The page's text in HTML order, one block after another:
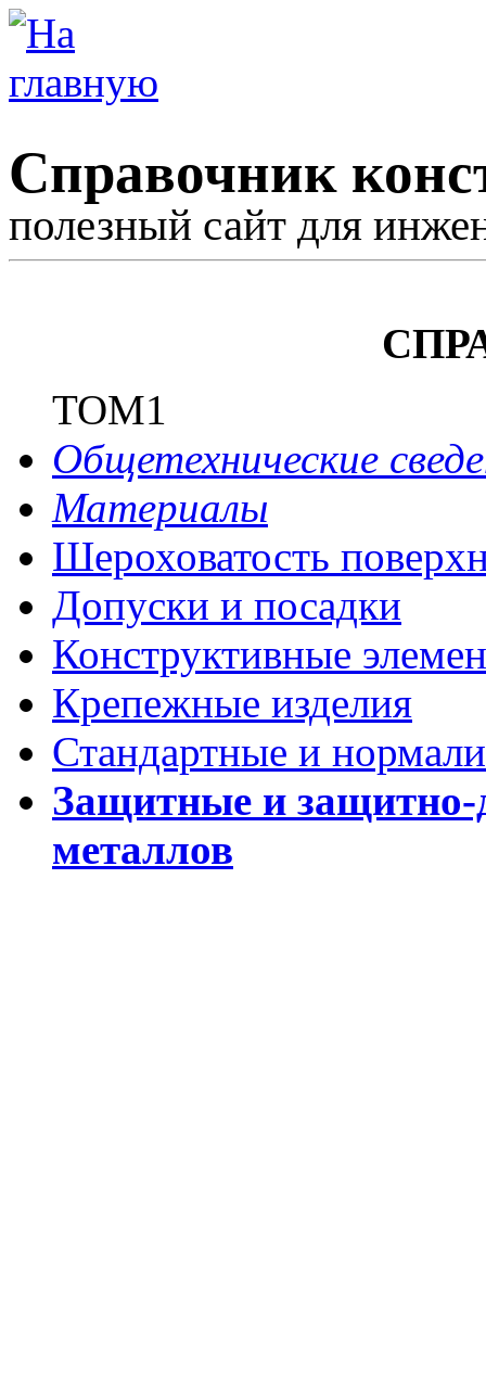
Справочник
полезный сайт для
ТОМ1
Общетехнические
Материалы
Шероховатость
Допуски и посадки
Конструктивные
Крепежные изделия
Стандартные и
Защитные и защитно-
металлов